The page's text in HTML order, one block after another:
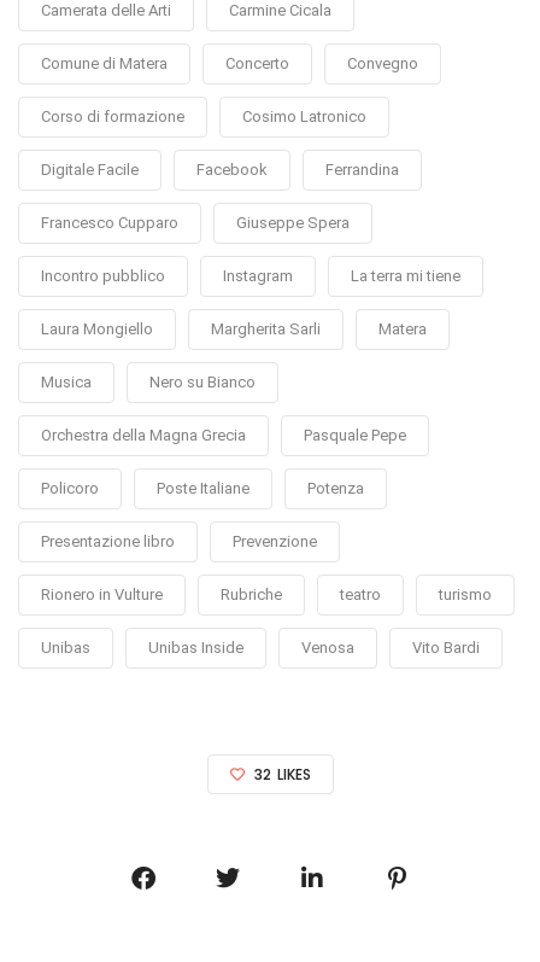
Camerata delle Arti Carmine Cicala
Comune di Matera Concerto Convegno
Corso di formazione Cosimo Latronico
Digitale Facile Facebook Ferrandina
Francesco Cupparo Giuseppe Spera
Incontro pubblico Instagram La terra mi tiene
Laura Mongiello Margherita Sarli Matera
Musica Nero su Bianco
Orchestra della Magna Grecia Pasquale Pepe
Policoro Poste Italiane Potenza
Presentazione libro Prevenzione
Rionero in Vulture Rubriche teatro turismo
Unibas Unibas Inside Venosa Vito Bardi
32 LIKES